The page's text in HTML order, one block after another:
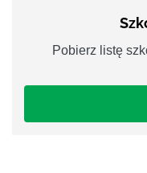
Pobierz listę